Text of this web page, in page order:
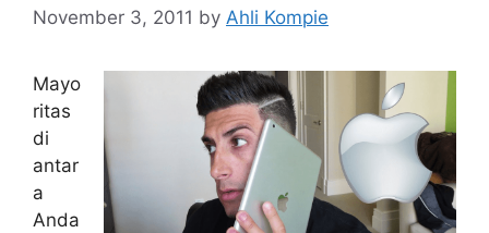
November 3, 2011 by Ahli Kompie
Mayo
ritas
di
antar
a
Anda